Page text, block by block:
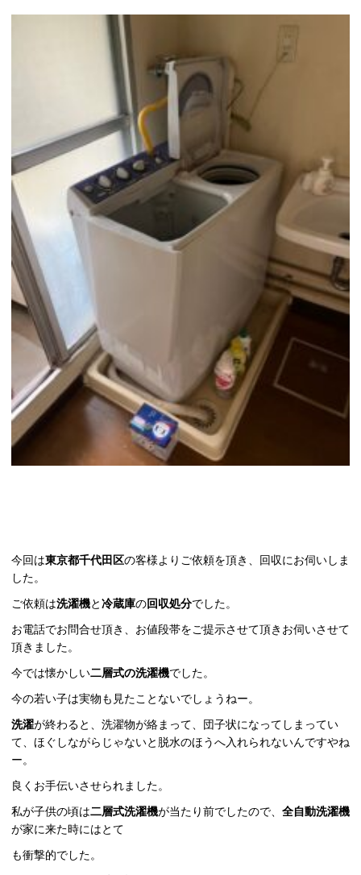
今回は東京都千代田区の客様よりご依頼を頂き、回収にお伺いしま
した。
ご依頼は洗濯機と冷蔵庫の回収処分でした。
お電話でお問合せ頂き、お値段帯をご提示させて頂きお伺いさせて
頂きました。
今では懐かしい二層式の洗濯機でした。
今の若い子は実物も見たことないでしょうねー。
洗濯が終わると、洗濯物が絡まって、団子状になってしまってい
て、ほぐしながらじゃないと脱水のほうへ入れられないんですやね
ー。
良くお手伝いさせられました。
私が子供の頃は二層式洗濯機が当たり前でしたので、 全自動洗濯機
が家に来た時にはとて
も衝撃的でした。